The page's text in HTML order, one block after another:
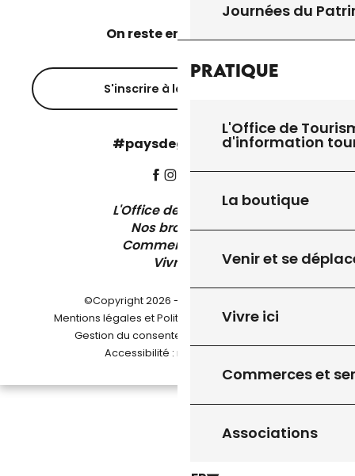
Journées du
Pratique
L'Office de
d'information
La boutique
Venir et se
Vivre ici
Commerces et
Associations
On reste en contact ?
S'inscrire à la newsletter
#paysdegourdon !
L'Office de Tourisme
Nos brochures
Comment venir ?
Vivre ici
©Copyright 2026 - Pays de Gourdon
Mentions légales et Politique de confidentialité
Gestion du consentement
Accessibilité : non conforme